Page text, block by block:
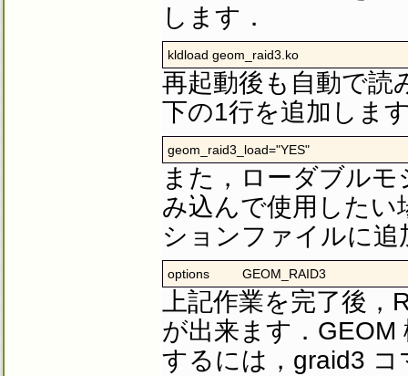
します．
kldload geom_raid3.ko
再起動後も自動で読
下の1行を追加しま
geom_raid3_load="YES"
また，ローダブル
み込んで使用したい
ションファイルに
options         GEOM_RAID3
上記作業を完了後，
が出来ます．
するには，graid3